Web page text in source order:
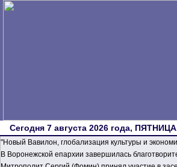
Сегодня 7 августа 2026 года,
"Новый Вавилон, глобализация культуры и
В Воронежской епархии завершилась